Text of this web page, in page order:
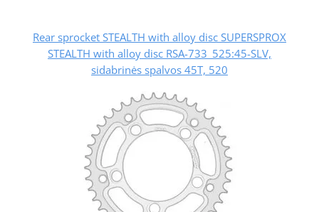
Rear sprocket STEALTH with alloy disc SUPERSPROX
STEALTH with alloy disc RSA-733_525:45-SLV,
sidabrinės spalvos 45T, 520